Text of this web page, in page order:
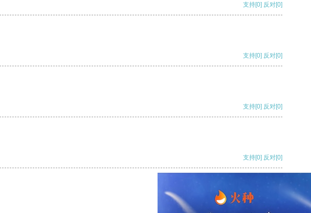
支持[0] 反对[0]
支持[0] 反对[0]
支持[0] 反对[0]
支持[0] 反对[0]